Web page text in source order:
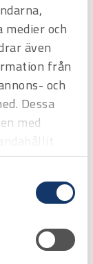
och
även
från
och
Dessa
med
använt